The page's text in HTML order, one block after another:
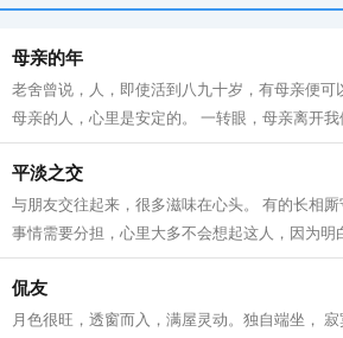
母亲的年
老舍曾说，人，即使活到八九十岁，有母亲便可
母亲的人，心里是安定的。 一转眼，母亲离开
一个多月就是2022年的春节了，我更加...
平淡之交
与朋友交往起来，很多滋味在心头。 有的长相
事情需要分担，心里大多不会想起这人，因为明
光的玩伴而已。有的不常见面，但逢...
侃友
月色很旺，透窗而入，满屋灵动。独自端坐，